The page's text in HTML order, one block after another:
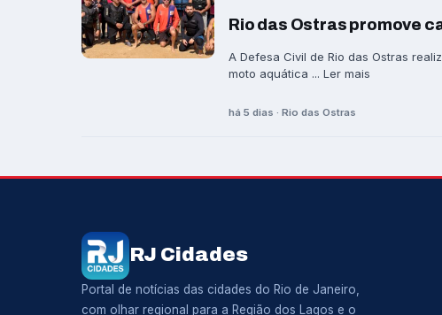
Rio das Ostras promove
A Defesa Civil de Rio das Ostras
moto aquática ... Ler mais
há 5 dias · Rio das Ostras
RJ Cidades
Portal de notícias das cidades do Rio de Janeiro,
com olhar regional para a Região dos Lagos e o